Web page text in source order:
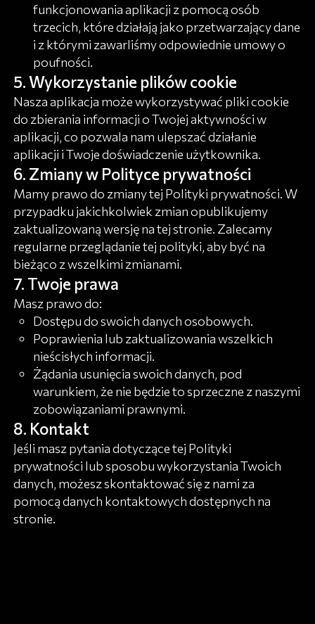
funkcjonowania aplikacji z pomocą osób
trzecich, które działają jako przetwarzający dane
i z którymi zawarliśmy odpowiednie umowy o
poufności.
Wykorzystanie plików cookie
Nasza aplikacja może wykorzystywać pliki cookie
do zbierania informacji o Twojej aktywności w
aplikacji, co pozwala nam ulepszać działanie
aplikacji i Twoje doświadczenie użytkownika.
Zmiany w Polityce prywatności
Mamy prawo do zmiany tej Polityki prywatności. W
przypadku jakichkolwiek zmian opublikujemy
zaktualizowaną wersję na tej stronie. Zalecamy
regularne przeglądanie tej polityki, aby być na
bieżąco z wszelkimi zmianami.
Twoje prawa
Masz prawo do:
Dostępu do swoich danych osobowych.
Poprawienia lub zaktualizowania wszelkich
nieścisłych informacji.
Żądania usunięcia swoich danych, pod
warunkiem, że nie będzie to sprzeczne z naszymi
zobowiązaniami prawnymi.
Kontakt
Jeśli masz pytania dotyczące tej Polityki
prywatności lub sposobu wykorzystania Twoich
danych, możesz skontaktować się z nami za
pomocą danych kontaktowych dostępnych na
stronie.